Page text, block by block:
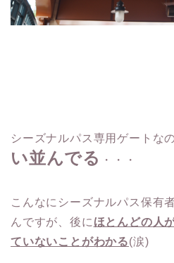
シーズナルパス専用ゲートな
い並んでる
・・・
こんなにシーズナルパス保有
んですが、後に ほとんどの人
ていないことがわかる(涙)